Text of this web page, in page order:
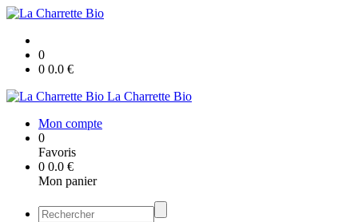
0
0 0.0 €
La Charrette Bio
Mon compte
0
Favoris
0 0.0 €
Mon panier